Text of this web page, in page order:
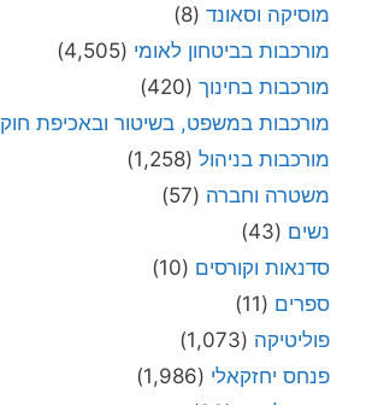
מוסיקה וסאונד (8)
מורכבות בביטחון לאומי (4,505)
מורכבות בחינוך (420)
מורכבות במשפט, בשיטור ובאכיפת חוק
מורכבות בניהול (1,258)
משטרה וחברה (57)
נשים (43)
סדנאות וקורסים (10)
ספרים (11)
פוליטיקה (1,073)
פנחס יחזקאלי (1,986)